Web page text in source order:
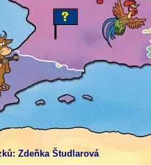
Zdeňka Študlarová